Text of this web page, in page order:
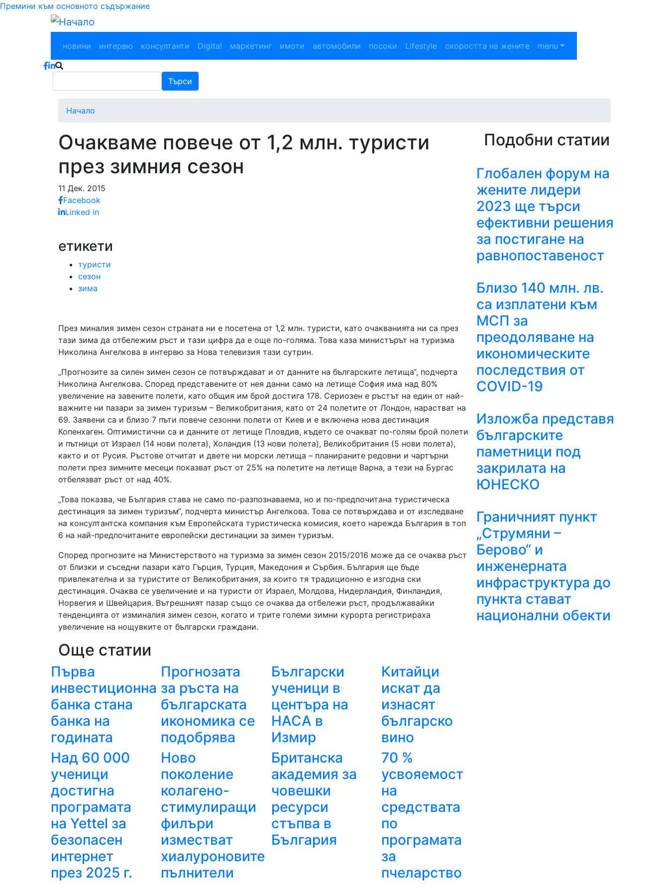
Премини към основното съдържание
Main navigation
новини интервю консултанти Digital маркетинг имоти автомобили посоки Lifestyle скоростта на жените menu
Търси
Начало
Очакваме повече от 1,2 млн. туристи
през зимния сезон
11 Дек. 2015
Facebook
Linked in
етикети
туристи
сезон
зима
През миналия зимен сезон страната ни е посетена от 1,2 млн. туристи, като очакванията ни са през
тази зима да отбележим ръст и тази цифра да е още по-голяма. Това каза министърът на туризма
Николина Ангелкова в интервю за Нова телевизия тази сутрин.
„Прогнозите за силен зимен сезон се потвърждават и от данните на българските летища“, подчерта
Николина Ангелкова. Според представените от нея данни само на летище София има над 80%
увеличение на завените полети, като общия им брой достига 178. Сериозен е ръстът на един от най-
важните ни пазари за зимен туризъм – Великобритания, като от 24 полетите от Лондон, нарастват на
69. Заявени са и близо 7 пъти повече сезонни полети от Киев и е включена нова дестинация
Копенхаген. Оптимистични са и данните от летище Пловдив, където се очакват по-голям брой полети
и пътници от Израел (14 нови полета), Холандия (13 нови полета), Великобритания (5 нови полета),
както и от Русия. Ръстове отчитат и двете ни морски летища – планираните редовни и чартърни
полети през зимните месеци показват ръст от 25% на полетите на летище Варна, а тези на Бургас
отбелязват ръст от над 40%.
„Това показва, че България става не само по-разпознаваема, но и по-предпочитана туристическа
дестинация за зимен туризъм“, подчерта министър Ангелкова. Това се потвърждава и от изследване
на консултантска компания към Европейската туристическа комисия, което нарежда България в топ
6 на най-предпочитаните европейски дестинации за зимен туризъм.
Според прогнозите на Министерството на туризма за зимен сезон 2015/2016 може да се очаква ръст
от близки и съседни пазари като Гърция, Турция, Македония и Сърбия. България ще бъде
привлекателна и за туристите от Великобритания, за които тя традиционно е изгодна ски
дестинация. Очаква се увеличение и на туристи от Израел, Молдова, Нидерландия, Финландия,
Норвегия и Швейцария. Вътрешният пазар също се очаква да отбележи ръст, продължавайки
тенденцията от изминалия зимен сезон, когато и трите големи зимни курорта регистрираха
увеличение на нощувките от български граждани.
Още статии
Първа
инвестиционна
банка стана
банка на
годината
Прогнозата
за ръста на
българската
икономика се
подобрява
Български
ученици в
центъра на
НАСА в
Измир
Китайци
искат да
изнасят
българско
вино
Над 60 000
ученици
достигна
програмата
на Yettel за
безопасен
интернет
през 2025 г.
Ново
поколение
колагено-
стимулиращи
филъри
изместват
хиалуроновите
пълнители
Британска
академия за
човешки
ресурси
стъпва в
България
70 %
усвояемост
на
средствата
по
програмата
за
пчеларство
Подобни статии
Глобален форум на
жените лидери
2023 ще търси
ефективни решения
за постигане на
равнопоставеност
Близо 140 млн. лв.
са изплатени към
МСП за
преодоляване на
икономическите
последствия от
COVID-19
Изложба представя
българските
паметници под
закрилата на
ЮНЕСКО
Граничният пункт
„Струмяни –
Берово“ и
инженерната
инфраструктура до
пункта стават
национални обекти